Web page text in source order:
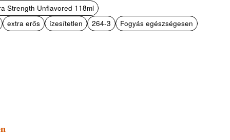
Strength Unflavored 118ml
extra erős ízesítetlen 264-3 Fogyás egészségesen